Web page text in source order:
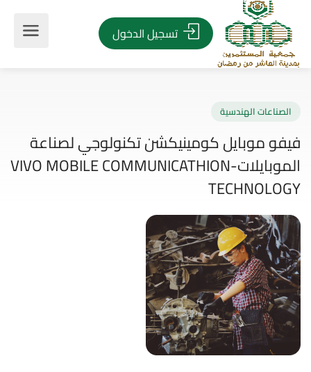
تسجيل الدخول
الهندسية
موبايل كومينيكشن تكنولوجي لصناعة
الموبايلات-VIVO MOBILE COMMUNICATHION